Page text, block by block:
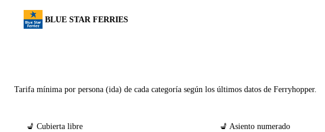
BLUE STAR FERRIES
Tarifa mínima por persona (ida) de cada categoría según los últimos datos de Ferryhopper.
💺 Cubierta libre 💺 Asiento numerado